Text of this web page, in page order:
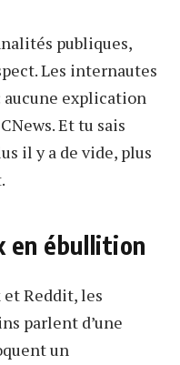
publiques,
Les internautes
aucune explication
Et tu sais
il y a de vide, plus
en ébullition
et Reddit, les
parlent d’une
un